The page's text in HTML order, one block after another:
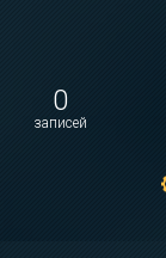
0
записей